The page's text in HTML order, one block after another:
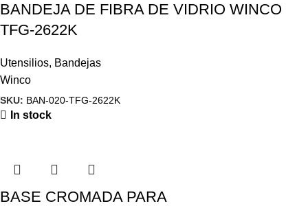
BANDEJA DE FIBRA DE VIDRIO WINCO
TFG-2622K
Utensilios, Bandejas
Winco
SKU: BAN-020-TFG-2622K
In stock
BASE CROMADA PARA